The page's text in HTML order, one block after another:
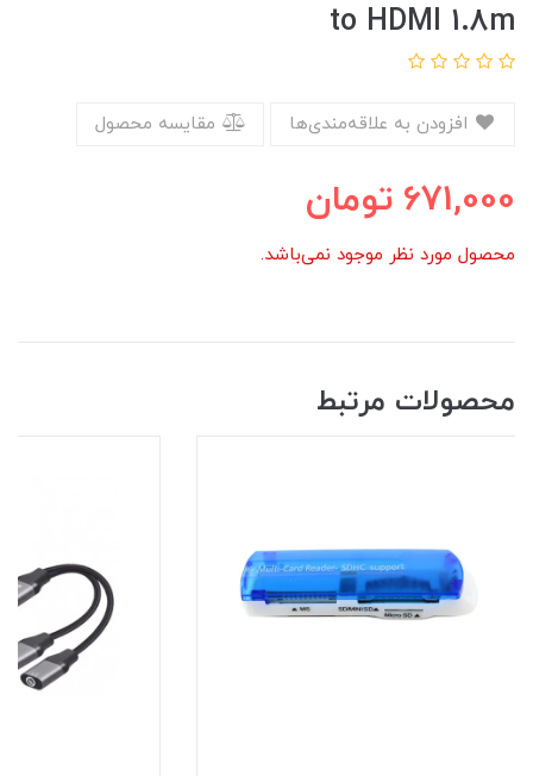
to HDMI 1.8m
مقایسه محصول
671,000 تومان
محصول مورد نظر موجود نمی‌باشد.
محصولات مرتبط